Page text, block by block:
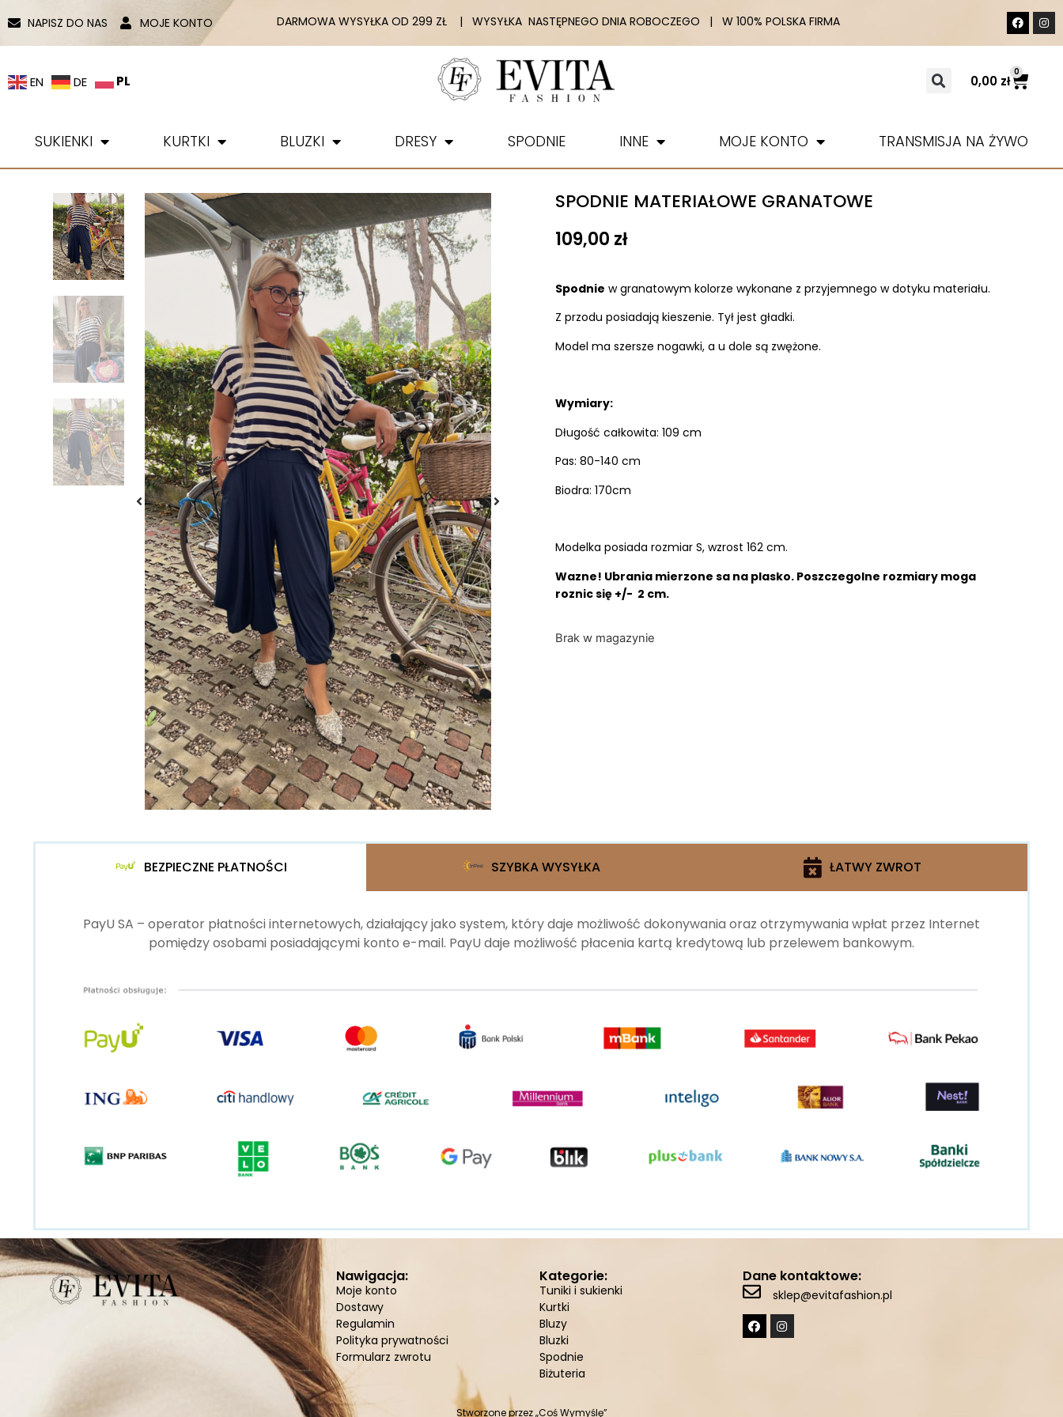
NAPISZ DO NAS MOJE KONTO DARMOWA WYSYŁKA OD 299 ZŁ | WYSYŁKA NASTĘPNEGO DNIA ROBOCZEGO | W 100% POLSKA FIRMA
EN DE PL 0,00 zł
0
SUKIENKI KURTKI BLUZKI DRESY SPODNIE INNE MOJE KONTO TRANSMISJA NA ŻYWO
SPODNIE MATERIAŁOWE GRANATOWE
109,00 zł
Spodnie w granatowym kolorze wykonane z przyjemnego w dotyku materiału.
Z przodu posiadają kieszenie. Tył jest gładki.
Model ma szersze nogawki, a u dole są zwężone.
Wymiary:
Długość całkowita: 109 cm
Pas: 80-140 cm
Biodra: 170cm
Modelka posiada rozmiar S, wzrost 162 cm.
Wazne! Ubrania mierzone sa na plasko. Poszczegolne rozmiary moga
roznic się +/- 2 cm.
Brak w magazynie
BEZPIECZNE PŁATNOŚCI SZYBKA WYSYŁKA ŁATWY ZWROT
PayU SA – operator płatności internetowych, działający jako system, który daje możliwość dokonywania oraz otrzymywania wpłat przez Internet
pomiędzy osobami posiadającymi konto e-mail. PayU daje możliwość płacenia kartą kredytową lub przelewem bankowym.
Nawigacja:
Moje konto
Dostawy
Regulamin
Polityka prywatności
Formularz zwrotu
Kategorie:
Tuniki i sukienki
Kurtki
Bluzy
Bluzki
Spodnie
Biżuteria
Dane kontaktowe:
sklep@evitafashion.pl
Stworzone przez„Coś Wymyślę”